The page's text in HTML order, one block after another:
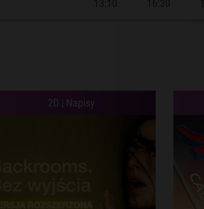
2D | Napisy